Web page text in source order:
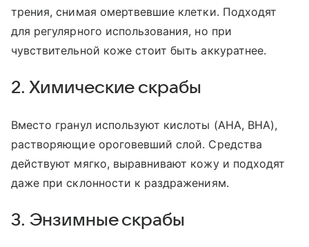
трения, снимая омертвевшие клетки. Подходят
для регулярного использования, но при
чувствительной коже стоит быть аккуратнее.
2. Химические скрабы
Вместо гранул используют кислоты (АНА, ВНА),
растворяющие ороговевший слой. Средства
действуют мягко, выравнивают кожу и подходят
даже при склонности к раздражениям.
3. Энзимные скрабы